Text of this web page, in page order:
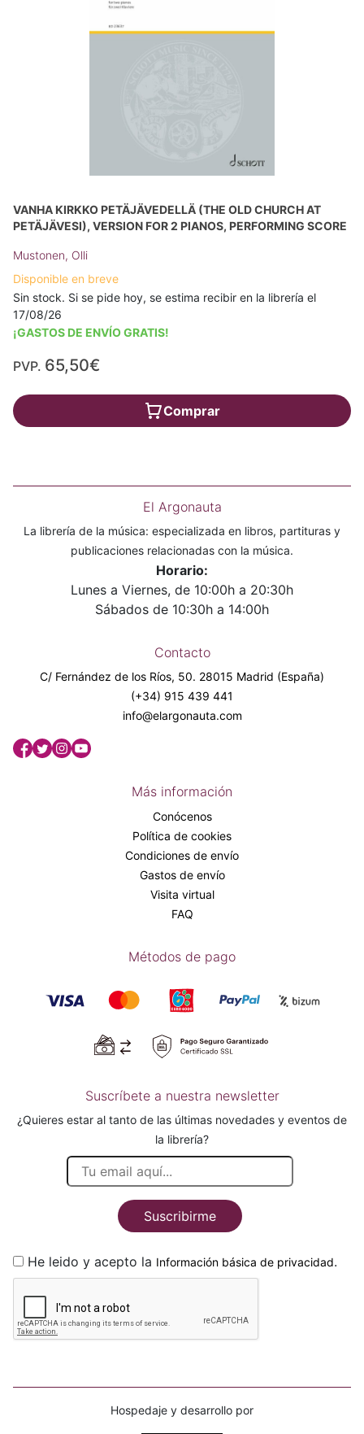
VANHA KIRKKO PETÄJÄVEDELLÄ (THE OLD CHURCH AT
PETÄJÄVESI), VERSION FOR 2 PIANOS, PERFORMING SCORE
Mustonen, Olli
Disponible en breve
Sin stock. Si se pide hoy, se estima recibir en la librería el
17/08/26
¡GASTOS DE ENVÍO GRATIS!
PVP. 65,50€
Comprar
El Argonauta
La librería de la música: especializada en libros, partituras y
publicaciones relacionadas con la música.
Horario:
Lunes a Viernes, de 10:00h a 20:30h
Sábados de 10:30h a 14:00h
Contacto
C/ Fernández de los Ríos, 50. 28015 Madrid (España)
(+34) 915 439 441
info@elargonauta.com
Más información
Conócenos
Política de cookies
Condiciones de envío
Gastos de envío
Visita virtual
FAQ
Métodos de pago
Suscríbete a nuestra newsletter
¿Quieres estar al tanto de las últimas novedades y eventos de
la librería?
Suscribirme
He leido y acepto la Información básica de privacidad.
Hospedaje y desarrollo por